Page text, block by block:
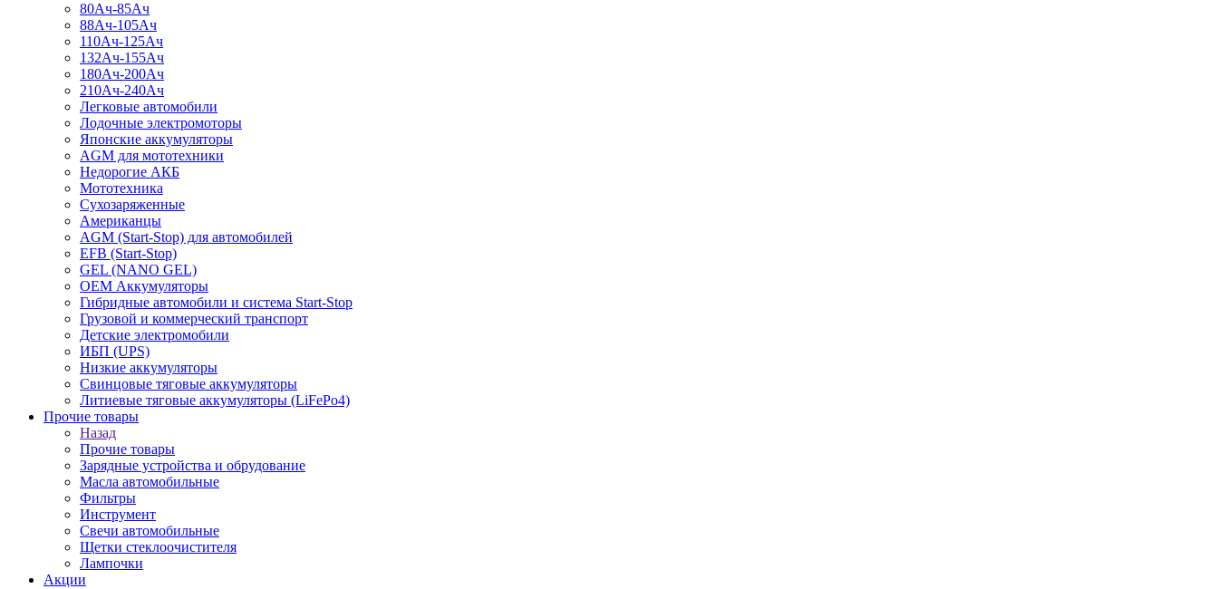
80Ач-85Ач
88Ач-105Ач
110Ач-125Ач
132Ач-155Ач
180Ач-200Ач
210Ач-240Ач
Легковые автомобили
Лодочные электромоторы
Японские аккумуляторы
AGM для мототехники
Недорогие АКБ
Мототехника
Сухозаряженные
Американцы
AGM (Start-Stop) для автомобилей
EFB (Start-Stop)
GEL (NANO GEL)
OEM Аккумуляторы
Гибридные автомобили и система Start-Stop
Грузовой и коммерческий транспорт
Детские электромобили
ИБП (UPS)
Низкие аккумуляторы
Свинцовые тяговые аккумуляторы
Литиевые тяговые аккумуляторы (LiFePo4)
Прочие товары
Назад
Прочие товары
Зарядные устройства и обрудование
Масла автомобильные
Фильтры
Инструмент
Свечи автомобильные
Щетки стеклоочистителя
Лампочки
Акции